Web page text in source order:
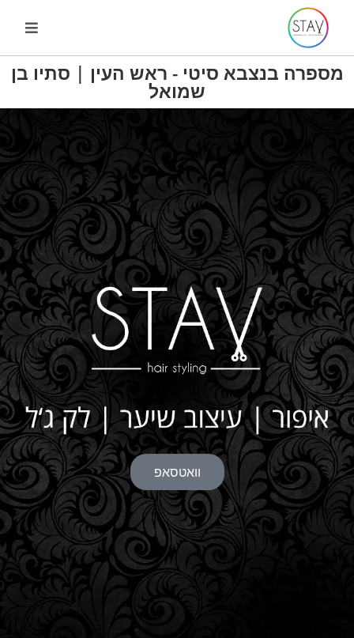
מספרה בנצבא סיטי - ראש העין | סתיו בן
שמואל
מספרה בראש העין
סתיו בן שמואל - עיצוב שיער, איפור ולק ג'ל
וואטסאפ